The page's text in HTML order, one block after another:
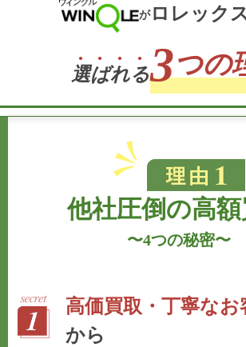
がロレック
選ばれる3つの
他社圧倒の高額
〜4つの秘密〜
高価買取・丁寧なお
から